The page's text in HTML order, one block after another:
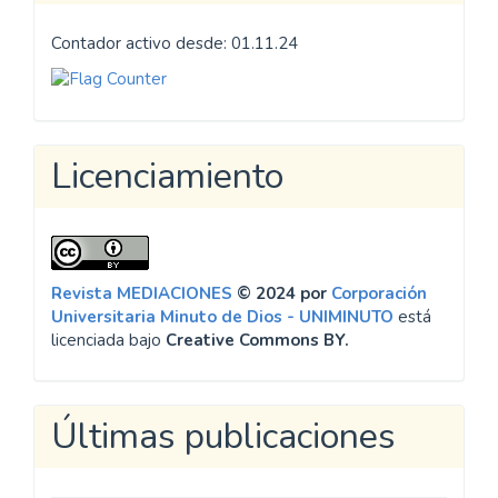
Contador activo desde: 01.11.24
Licenciamiento
Revista MEDIACIONES © 2024 por Corporación
Universitaria Minuto de Dios - UNIMINUTO está
licenciada bajo Creative Commons BY.
Últimas publicaciones